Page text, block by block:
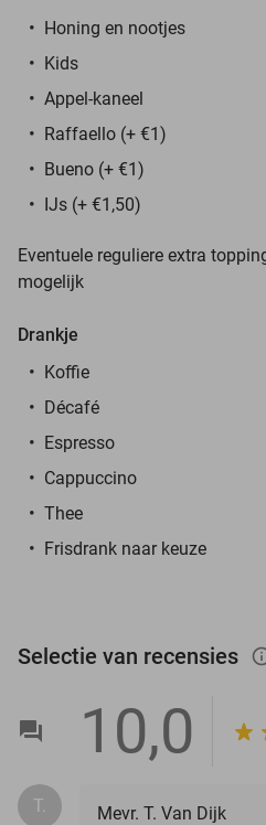
Honing en nootjes
Kids
Appel-kaneel
Raffaello (+ €1)
Bueno (+ €1)
IJs (+ €1,50)
Eventuele reguliere extra
mogelijk
Drankje
Koffie
Décafé
Espresso
Cappuccino
Thee
Frisdrank naar keuze
Selectie van recensies
10,0
T. Mevr. T. Van Dijk